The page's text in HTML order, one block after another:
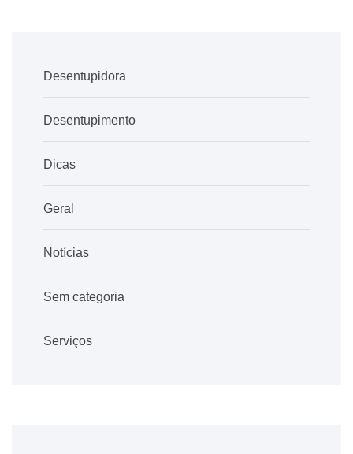
Desentupidora
Desentupimento
Dicas
Geral
Notícias
Sem categoria
Serviços